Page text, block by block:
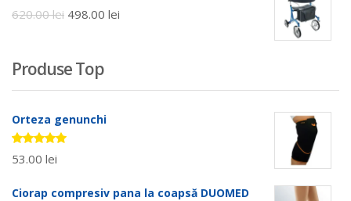
620.00lei 498.00 lei
Produse Top
Orteza genunchi
Evaluat la
5.00stele
53.00 lei
Ciorap compresiv pana la coapsă DUOMED